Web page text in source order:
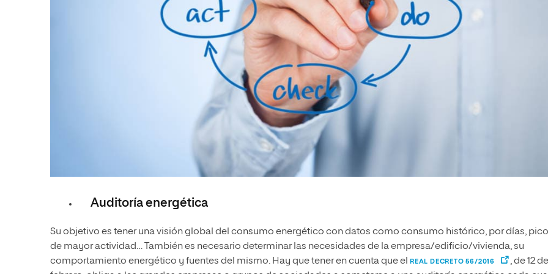
Auditoría energética
Su objetivo es tener una visión global del consumo energético con datos como consumo histórico, por días,
de mayor actividad… También es necesario determinar las necesidades de la empresa/edificio/vivienda, su
comportamiento energético y fuentes del mismo. Hay que tener en cuenta que el
REAL DECRETO 56/2016
, de 12 de